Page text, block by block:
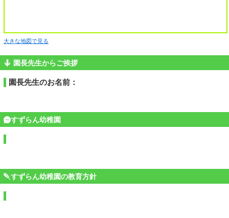
大きな地図で見る
園長先生からご挨拶
園長先生のお名前：
すずらん幼稚園
すずらん幼稚園の教育方針